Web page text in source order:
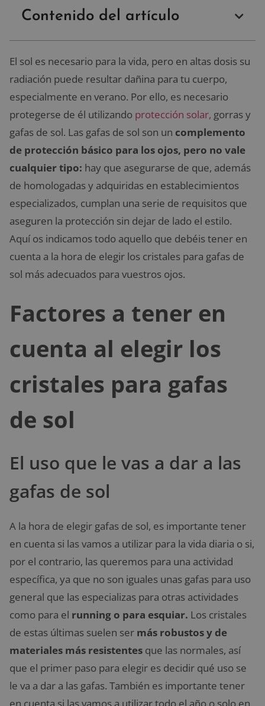
Contenido del artículo
El sol es necesario para la vida, pero en altas dosis su
radiación puede resultar dañina para tu cuerpo,
especialmente en verano. Por ello, es necesario
protegerse de él utilizando protección solar, gorras y
gafas de sol. Las gafas de sol son un complemento
de protección básico para los ojos, pero no vale
cualquier tipo: hay que asegurarse de que, además
de homologadas y adquiridas en establecimientos
especializados, cumplan una serie de requisitos que
aseguren la protección sin dejar de lado el estilo.
Aquí os indicamos todo aquello que debéis tener en
cuenta a la hora de elegir los cristales para gafas de
sol más adecuados para vuestros ojos.
Factores a tener en
cuenta al elegir los
cristales para gafas
de sol
El uso que le vas a dar a las
gafas de sol
A la hora de elegir gafas de sol, es importante tener
en cuenta si las vamos a utilizar para la vida diaria o si,
por el contrario, las queremos para una actividad
específica, ya que no son iguales unas gafas para uso
general que las especializas para otras actividades
como para el running o para esquiar. Los cristales
de estas últimas suelen ser más robustos y de
materiales más resistentes que las normales, así
que el primer paso para elegir es decidir qué uso se
le va a dar a las gafas. También es importante tener